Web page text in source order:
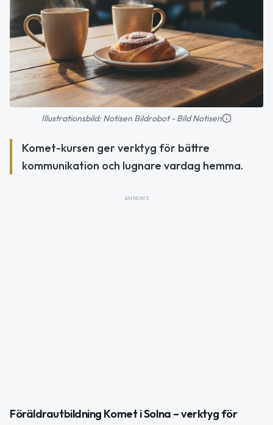
Illustrationsbild: Notisen Bildrobot - Bild Notisen
Komet-kursen ger verktyg för bättre
kommunikation och lugnare vardag hemma.
ANNONS
Föräldrautbildning Komet i Solna – verktyg för